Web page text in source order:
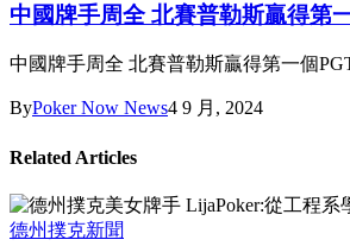
中國牌手周全 北賽普勒斯贏得第
中國牌手周全 北賽普勒斯贏得第一個
ByPoker Now News4 9 月, 2024
Related Articles
德州撲克新聞